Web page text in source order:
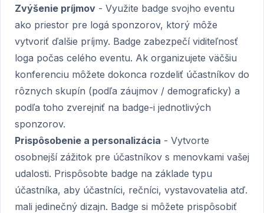
Zvýšenie príjmov - Využite badge svojho eventu
ako priestor pre logá sponzorov, ktorý môže
vytvoriť ďalšie príjmy. Badge zabezpečí viditeľnosť
loga počas celého eventu. Ak organizujete väčšiu
konferenciu môžete dokonca rozdeliť účastníkov do
rôznych skupín (podľa záujmov / demograficky) a
podľa toho zverejniť na badge-i jednotlivých
sponzorov.
Prispôsobenie a personalizácia - Vytvorte
osobnejší zážitok pre účastníkov s menovkami vašej
udalosti. Prispôsobte badge na základe typu
účastníka, aby účastníci, rečníci, vystavovatelia atď.
mali jedinečný dizajn. Badge si môžete prispôsobiť